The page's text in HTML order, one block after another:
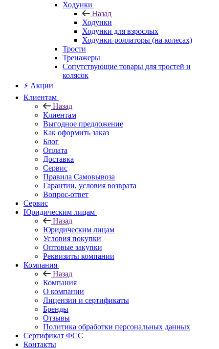
Ходунки
Назад
Ходунки
Ходунки для взрослых
Ходунки-роллаторы (на колесах)
Трости
Тренажеры
Сопутствующие товары для тростей и
колясок
⚡ Акции
Клиентам
Назад
Клиентам
Выгодное предложение
Как оформить заказ
Блог
Оплата
Доставка
Сервис
Правила Самовывоза
Гарантии, условия возврата
Вопрос-ответ
Сервис
Юридическим лицам
Назад
Юридическим лицам
Условия покупки
Оптовые закупки
Реквизиты компании
Компания
Назад
Компания
О компании
Лицензии и сертификаты
Бренды
Отзывы
Политика обработки персональных данных
Сертификат ФСС
Контакты